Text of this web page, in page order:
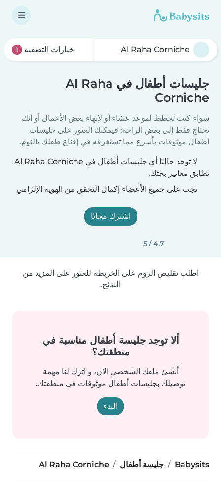
خيارات التصفية 1
جليسات أطفال في Al Raha
Corniche
سواء كنت تخطط لموعد عشاء أو لإنهاء بعض الأعمال أو أنك
تحتاج فقط إلى بعض الراحة: فيمكنك العثور على جليسات
أطفال موثوقات بأسرع مما تستغرقه في إقناع طفلك بالنوم.
لا توجد حاليًا أي جليسات أطفال في Al Raha Corniche
تطابق معايير بحثك.
يجب على جميع الأعضاء إكمال التحقق من الهوية الإلزامي
اشترك مجانًا
4.7 / 5
اطلب تقليص الزوم على الخريطة للعثور على المزيد من
النتائج.
ألا توجد جليسة أطفال مناسبة في
منطقتك؟
أنشئ ملفك الشخصي الآن، و اترك لنا مهمة
توصيلك بجليسات أطفال موثوقات في منطقتك.
البدء
Babysits جليسة أطفال Al Raha Corniche